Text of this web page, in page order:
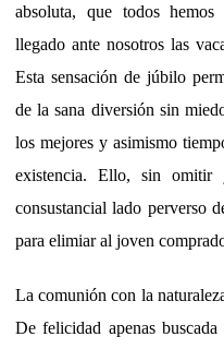
absoluta, que todos
llegado ante nosotros las
Esta sensación de júbilo
de la sana diversión sin
los mejores y asimismo
existencia. Ello, sin omitir
consustancial lado perverso
para elimiar al joven
La comunión con la
De felicidad apenas